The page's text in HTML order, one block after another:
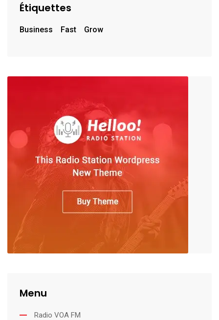
Étiquettes
Business Fast Grow
Menu
Radio VOA FM